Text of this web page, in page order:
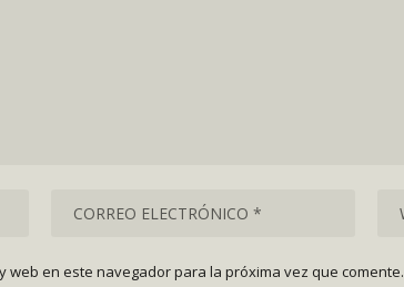
web en este navegador para la próxima vez que comente.